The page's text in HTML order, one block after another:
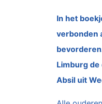
In het
verbonden
Limburg
Absil uit